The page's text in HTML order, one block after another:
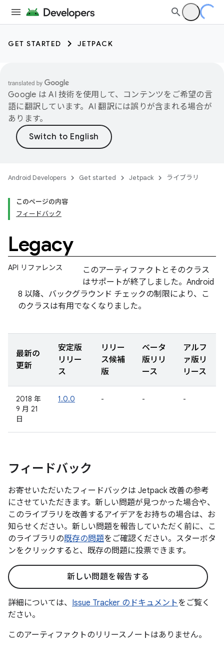
GET STARTED JETPACK
Google は AI 技術を使用して、コンテンツをご希望の言
語に翻訳しています。AI 翻訳には誤りが含まれる場合が
あります。
Android Developers Get started Jetpack ライブラリ
このページの内容
フィードバック
Legacy
API リファレンス
このアーティファクトとそのクラス
はサポートが終了しました。Android
8 以降、バックグラウンド チェックの制限により、こ
のクラスは有用でなくなりました。
最新の
更新
安定版
リリー
ス
リリー
ス候補
版
ベータ
版リリ
ース
アルフ
ァ版リ
リース
2018 年
9 月 21
日
1.0.0 - - -
フィードバック
お寄せいただいたフィードバックは Jetpack 改善の参考
にさせていただきます。新しい問題が見つかった場合や、
このライブラリを改善するアイデアをお持ちの場合は、お
知らせください。新しい問題を報告していただく前に、こ
のライブラリの既存の問題をご確認ください。スターボタ
ンをクリックすると、既存の問題に投票できます。
新しい問題を報告する
詳細については、 Issue Tracker のドキュメントをご覧く
ださい。
このアーティファクトのリリースノートはありません。